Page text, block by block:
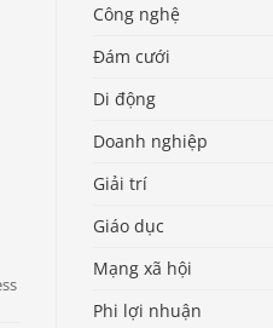
Công nghệ
Đám cưới
Di động
Doanh nghiệp
Giải trí
Giáo dục
Mạng xã hội
Phi lợi nhuận